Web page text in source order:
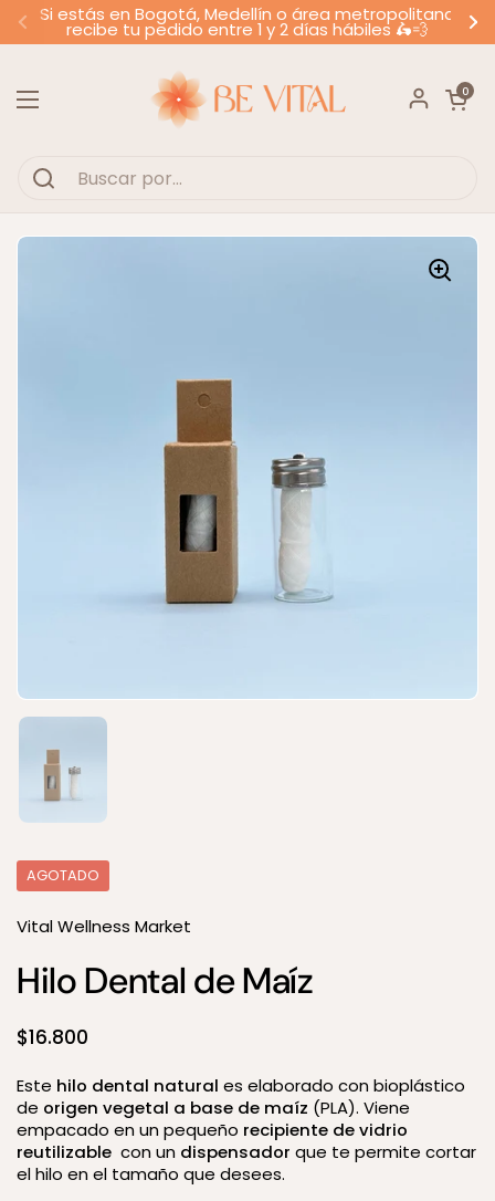
Ir al contenido
Anterior
Si estás en Bogotá, Medellín o área metropolitana
recibe tu pedido entre 1 y 2 días hábiles 🛵💨
Abrir menú
Abrir
0
Mostrar diapositiva 1
AGOTADO
Vital Wellness Market
Hilo Dental de Maíz
Precio:
$16.800
Este hilo dental natural es elaborado con bioplástico
de origen vegetal a base de maíz (PLA). Viene
empacado en un pequeño recipiente de vidrio
reutilizable con un dispensador que te permite cortar
el hilo en el tamaño que desees.